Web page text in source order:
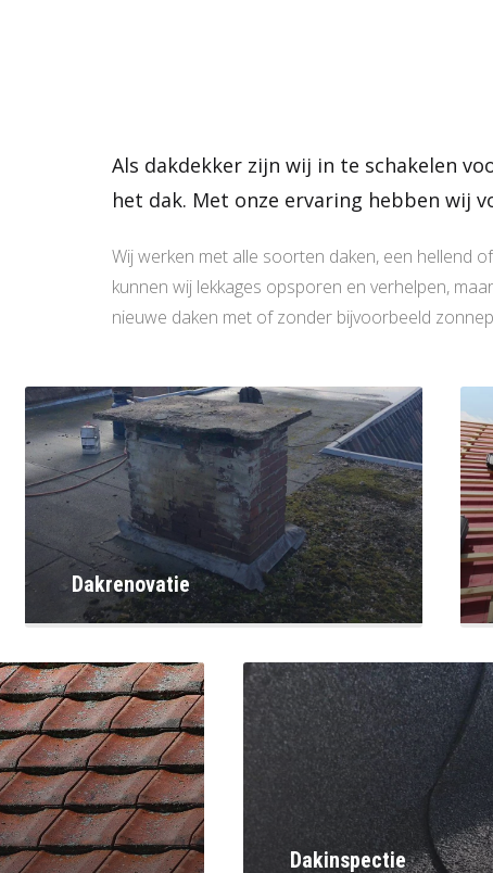
Als dakdekker zijn wij in te schakelen
het dak. Met onze ervaring hebben wij
Wij werken met alle soorten daken, een hellend
kunnen wij lekkages opsporen en verhelpen,
nieuwe daken met of zonder bijvoorbeeld
Dakrenovatie
Dakinspectie